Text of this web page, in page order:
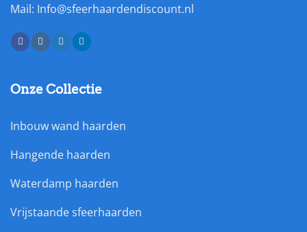
Mail: Info@sfeerhaardendiscount.nl
Onze Collectie
Inbouw wand haarden
Hangende haarden
Waterdamp haarden
Vrijstaande sfeerhaarden